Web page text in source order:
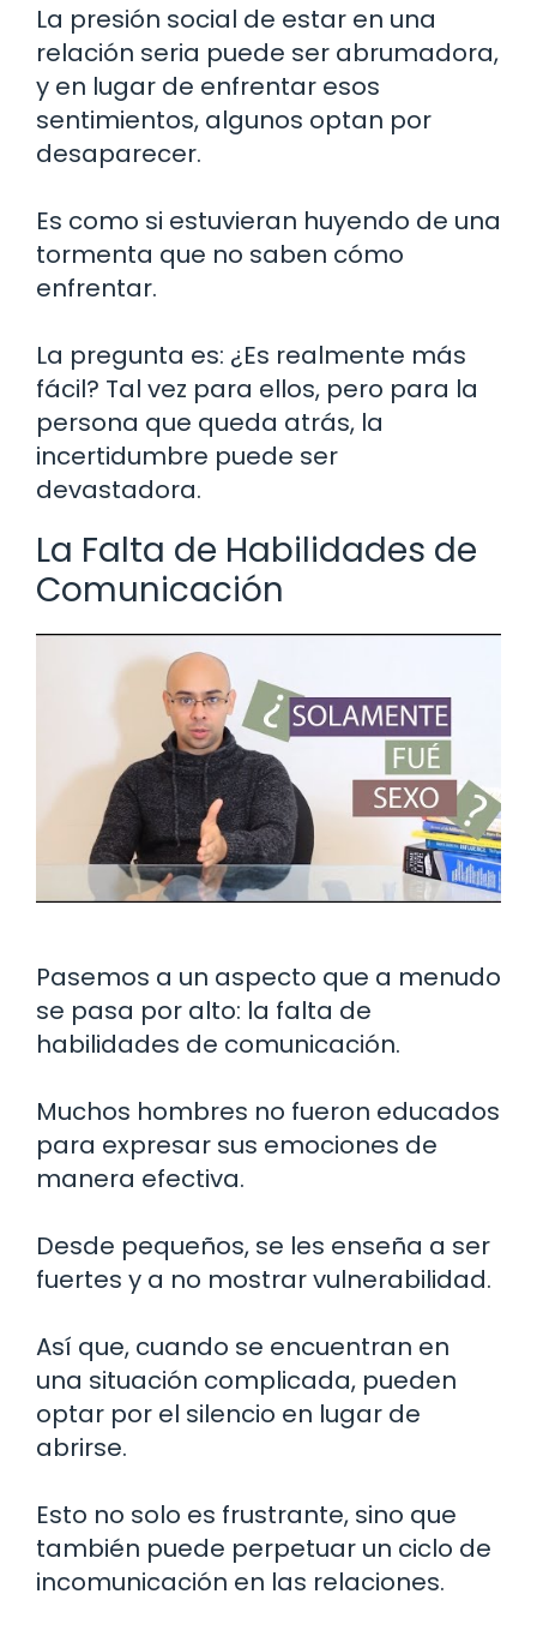
La presión social de estar en una
relación seria puede ser abrumadora,
y en lugar de enfrentar esos
sentimientos, algunos optan por
desaparecer.
Es como si estuvieran huyendo de una
tormenta que no saben cómo
enfrentar.
La pregunta es: ¿Es realmente más
fácil? Tal vez para ellos, pero para la
persona que queda atrás, la
incertidumbre puede ser
devastadora.
La Falta de Habilidades de
Comunicación
Pasemos a un aspecto que a menudo
se pasa por alto: la falta de
habilidades de comunicación.
Muchos hombres no fueron educados
para expresar sus emociones de
manera efectiva.
Desde pequeños, se les enseña a ser
fuertes y a no mostrar vulnerabilidad.
Así que, cuando se encuentran en
una situación complicada, pueden
optar por el silencio en lugar de
abrirse.
Esto no solo es frustrante, sino que
también puede perpetuar un ciclo de
incomunicación en las relaciones.